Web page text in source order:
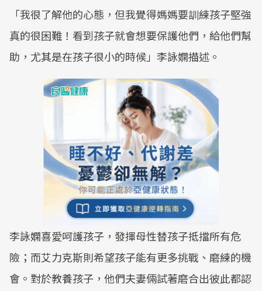
「我很了解他的心態，但我覺得媽媽要訓練孩子堅強
真的很困難！看到孩子就會想要保護他們，給他們幫
助，尤其是在孩子很小的時候」李詠嫻描述。
李詠嫻喜愛呵護孩子，發揮母性替孩子抵擋所有危
險；而艾力克斯則希望孩子能有更多挑戰、磨練的機
會。對於教養孩子，他們夫妻倆試著磨合出彼此都認